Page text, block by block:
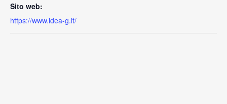
Sito web:
https://www.idea-g.it/